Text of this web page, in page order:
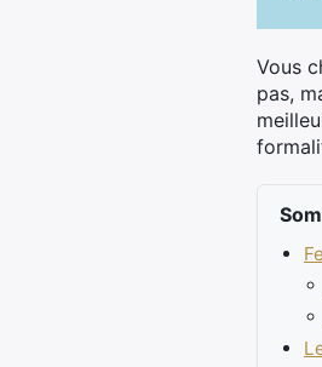
Vous
pas,